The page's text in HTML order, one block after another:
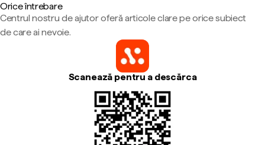
Orice întrebare
Centrul nostru de ajutor oferă articole clare pe orice subiect
de care ai nevoie.
Scanează pentru a descărca